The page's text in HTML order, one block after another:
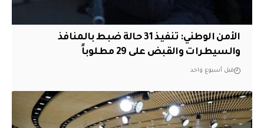
الأمن الوطني: تنفيذ 31 حالة ضبط بالمنافذ
والسيطرات والقبض على 29 مطلوباً
قبل أسبوع واحد